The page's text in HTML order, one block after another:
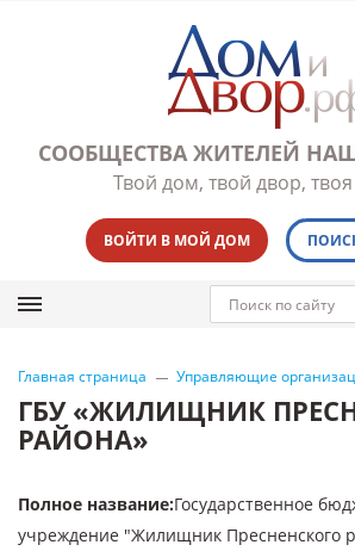
СООБЩЕСТВА ЖИТЕЛЕЙ
Твой дом, твой двор,
ВОЙТИ В МОЙ ДОМ
Главная страница Управляющие
ГБУ «ЖИЛИЩНИК
РАЙОНА»
Полное название:Государственное
учреждение "Жилищник Пресненского